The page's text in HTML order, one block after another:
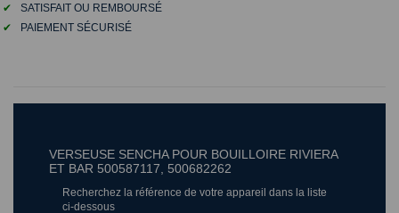
✔
SATISFAIT OU REMBOURSÉ
✔
PAIEMENT SÉCURISÉ
VERSEUSE SENCHA POUR BOUILLOIRE RIVIERA
ET BAR 500587117, 500682262
Recherchez la référence de votre appareil dans la liste
ci-dessous